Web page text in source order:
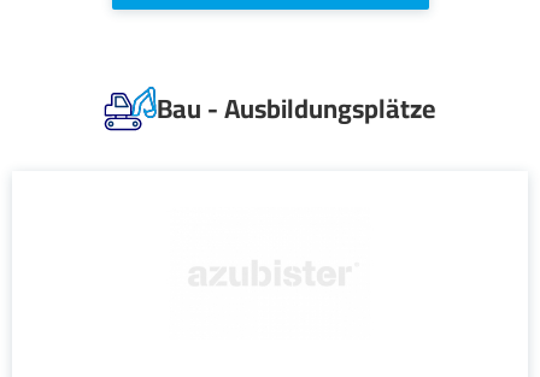
Bau - Ausbildungsplätze